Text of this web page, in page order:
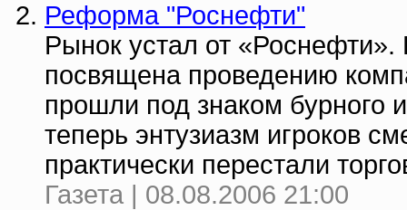
Реформа "Роснефти"
Рынок устал от
посвящена проведению
прошли под знаком бурного
теперь энтузиазм игроков
практически перестали
Газета | 08.08.2006 21:00